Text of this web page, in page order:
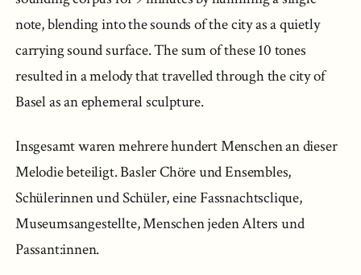
note, blending into the sounds of the city as a quietly
carrying sound surface. The sum of these 10 tones
resulted in a melody that travelled through the city of
Basel as an ephemeral sculpture.
Insgesamt waren mehrere hundert Menschen an dieser
Melodie beteiligt. Basler Chöre und Ensembles,
Schülerinnen und Schüler, eine Fassnachtsclique,
Museumsangestellte, Menschen jeden Alters und
Passant:innen.